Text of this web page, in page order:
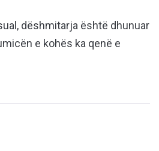
dëshmitarja është dhunuar
e kohës ka qenë e